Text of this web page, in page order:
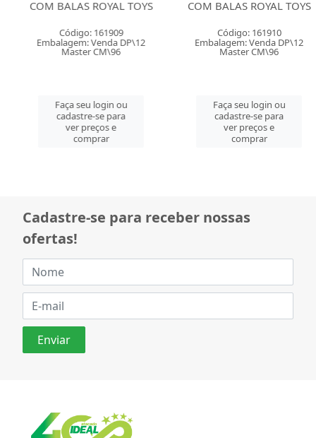
COM BALAS ROYAL TOYS
Código: 161909
Embalagem: Venda DP\12
Master CM\96
Faça seu login ou
cadastre-se para
ver preços e
comprar
COM BALAS ROYAL TOYS
Código: 161910
Embalagem: Venda DP\12
Master CM\96
Faça seu login ou
cadastre-se para
ver preços e
comprar
Cadastre-se para receber nossas
ofertas!